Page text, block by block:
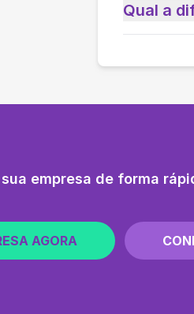
Qual a
empresa de forma
AGORA